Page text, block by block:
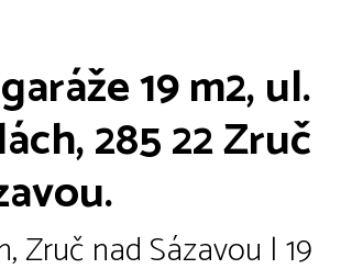
19 m2, ul.
285 22 Zruč
Zruč nad Sázavou | 19